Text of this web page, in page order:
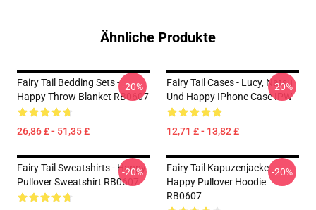
Ähnliche Produkte
Fairy Tail Bedding Sets -
Happy Throw Blanket RB0607
26,86 £ - 51,35 £
-20%
Fairy Tail Cases - Lucy, Natsu
Und Happy IPhone Case IPW
12,71 £ - 13,82 £
-20%
Fairy Tail Sweatshirts - Happy
Pullover Sweatshirt RB0607
-20%
Fairy Tail Kapuzenjacke -
Happy Pullover Hoodie
RB0607
-20%